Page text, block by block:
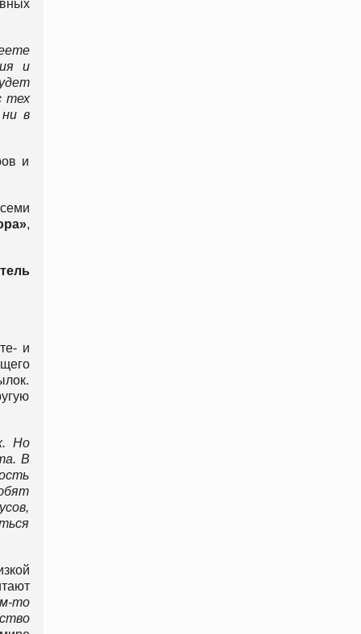
и
тех
в
и
,
и
Но
В
то